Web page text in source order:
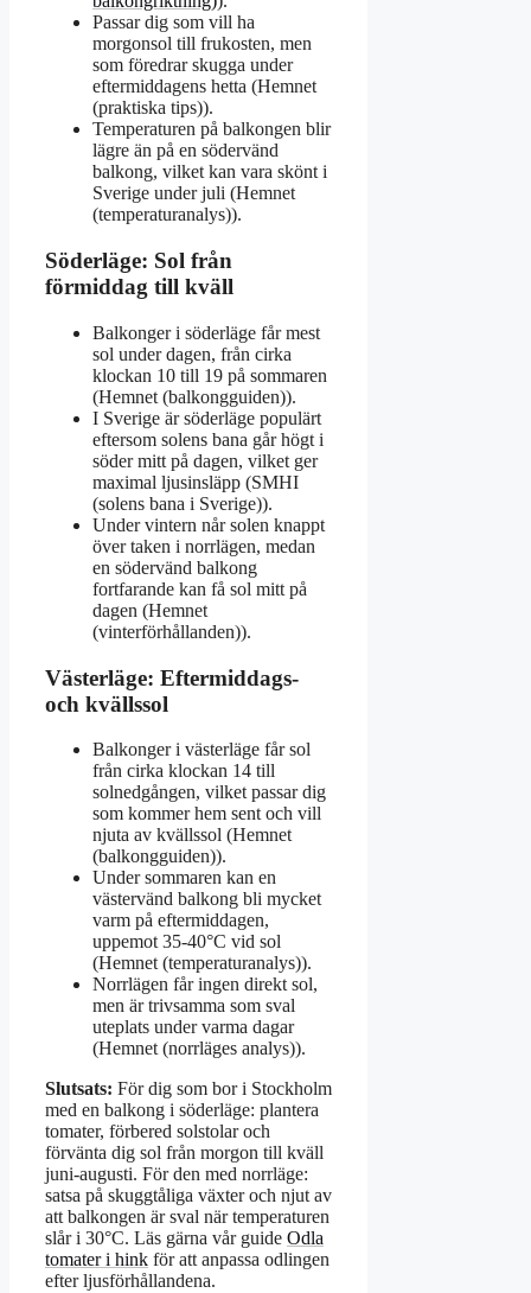
Passar dig som vill ha
morgonsol till frukosten, men
som föredrar skugga under
eftermiddagens hetta (Hemnet
(praktiska tips)).
Temperaturen på balkongen blir
lägre än på en södervänd
balkong, vilket kan vara skönt i
Sverige under juli (Hemnet
(temperaturanalys)).
Söderläge: Sol från
förmiddag till kväll
Balkonger i söderläge får mest
sol under dagen, från cirka
klockan 10 till 19 på sommaren
(Hemnet (balkongguiden)).
I Sverige är söderläge populärt
eftersom solens bana går högt i
söder mitt på dagen, vilket ger
maximal ljusinsläpp (SMHI
(solens bana i Sverige)).
Under vintern når solen knappt
över taken i norrlägen, medan
en södervänd balkong
fortfarande kan få sol mitt på
dagen (Hemnet
(vinterförhållanden)).
Västerläge: Eftermiddags-
och kvällssol
Balkonger i västerläge får sol
från cirka klockan 14 till
solnedgången, vilket passar dig
som kommer hem sent och vill
njuta av kvällssol (Hemnet
(balkongguiden)).
Under sommaren kan en
västervänd balkong bli mycket
varm på eftermiddagen,
uppemot 35-40°C vid sol
(Hemnet (temperaturanalys)).
Norrlägen får ingen direkt sol,
men är trivsamma som sval
uteplats under varma dagar
(Hemnet (norrläges analys)).
Slutsats: För dig som bor i Stockholm
med en balkong i söderläge: plantera
tomater, förbered solstolar och
förvänta dig sol från morgon till kväll
juni-augusti. För den med norrläge:
satsa på skuggtåliga växter och njut av
att balkongen är sval när temperaturen
slår i 30°C. Läs gärna vår guide Odla
tomater i hink för att anpassa odlingen
efter ljusförhållandena.